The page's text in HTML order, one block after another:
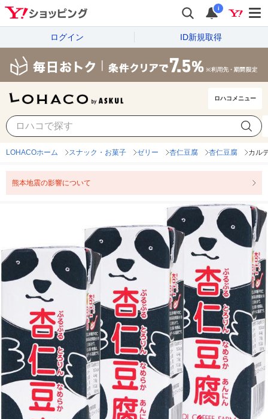
i
ログイン ID新規取得
ロハコメニュー
LOHACOホーム スナック・お菓子 ゼリー 杏仁豆腐 杏仁豆腐 カル
熊本地震の影響について